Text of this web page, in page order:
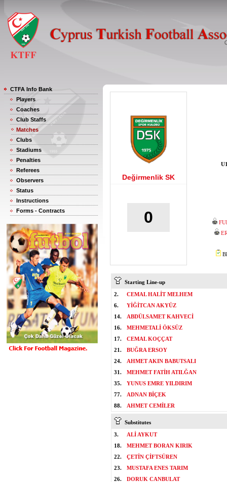
CTFA Info Bank
Players
Coaches
Club Staffs
Matches
Clubs
Stadiums
Penalties
Referees
Observers
Status
Instructions
Forms - Contracts
Değirmenlik SK
0
Starting Line-up
2.
CEMAL HALİT MELHEM
6.
YİĞİTCAN AKYÜZ
14.
ABDÜLSAMET KAHVECİ
16.
MEHMETALİ ÖKSÜZ
17.
CEMAL KOÇÇAT
21.
BUĞRA ERSOY
24.
AHMET AKIN BABUTSALI
31.
MEHMET FATİH ATILĞAN
35.
YUNUS EMRE YILDIRIM
77.
ADNAN BİÇEK
88.
AHMET CEMİLER
Substitutes
3.
ALİ AYKUT
18.
MEHMET BORAN KIRIK
22.
ÇETİN ÇİFTSÜREN
23.
MUSTAFA ENES TARIM
26.
DORUK CANBULAT